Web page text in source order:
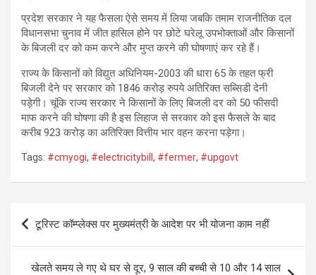
प्रदेश सरकार ने यह फैसला ऐसे समय में लिया जबकि तमाम राजनीतिक दल
विधानसभा चुनाव में जीत हासिल होने पर छोटे घरेलू उपभोक्ताओं और किसानों
के बिजली दर को कम करने और मुप्त करने की घोषणाएं कर रहे हैं।
राज्य के किसानों को विद्युत अधिनियम-2003 की धारा 65 के तहत फ्री
बिजली देने पर सरकार को 1846 करोड़ रुपये अतिरिक्त सब्सिडी देनी
पड़ेगी। चूंकि राज्य सरकार ने किसानों के लिए बिजली दर को 50 फीसदी
माफ करने की घोषणा की है इस लिहाज से सरकार को इस फैसले के बाद
करीब 923 करोड़ का अतिरिक्त वित्तीय भार वहन करना पड़ेगा।
Tags: #cmyogi, #electricitybill , #fermer, #upgovt
Post
navigation
टूरिस्ट कॉम्प्लेक्स पर मुख्यमंत्री के आदेश पर भी योजना काम नहीं
खेलते समय ले गए थे घर से दूर, 9 साल की बच्ची से 10 और 14 साल